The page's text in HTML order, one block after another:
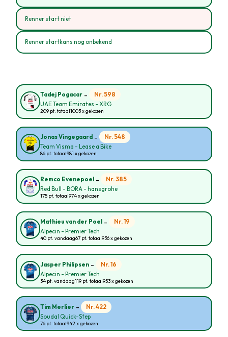
Renner start niet
Renner startkans nog onbekend
Tadej Pogacar - Nr. 598
UAE Team Emirates - XRG
209 pt. totaal1003 x gekozen
Jonas Vingegaard - Nr. 548
Team Visma - Lease a Bike
86 pt. totaal981 x gekozen
Remco Evenepoel - Nr. 385
Red Bull - BORA - hansgrohe
175 pt. totaal974 x gekozen
Mathieu van der Poel - Nr. 19
Alpecin - Premier Tech
40 pt. vandaag67 pt. totaal936 x gekozen
Jasper Philipsen - Nr. 16
Alpecin - Premier Tech
34 pt. vandaag119 pt. totaal953 x gekozen
Tim Merlier - Nr. 422
Soudal Quick-Step
76 pt. totaal942 x gekozen